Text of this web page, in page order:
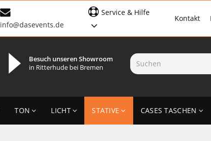
info@dasevents.de
EMAIL-
Kontakt
Service & Hilfe
Besuch unseren Showroom
in Ritterhude bei Bremen
TON LICHT STATIVE CASES TASCHEN